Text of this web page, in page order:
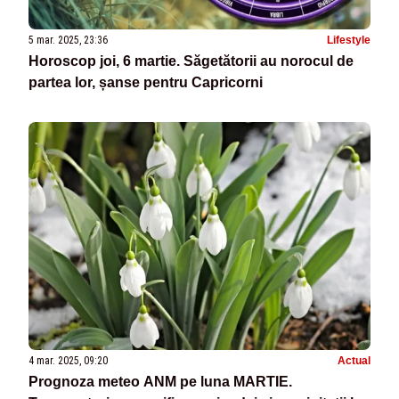
5 mar. 2025, 23:36 Lifestyle
Horoscop joi, 6 martie. Săgetătorii au norocul de
partea lor, șanse pentru Capricorni
4 mar. 2025, 09:20 Actual
Prognoza meteo ANM pe luna MARTIE.